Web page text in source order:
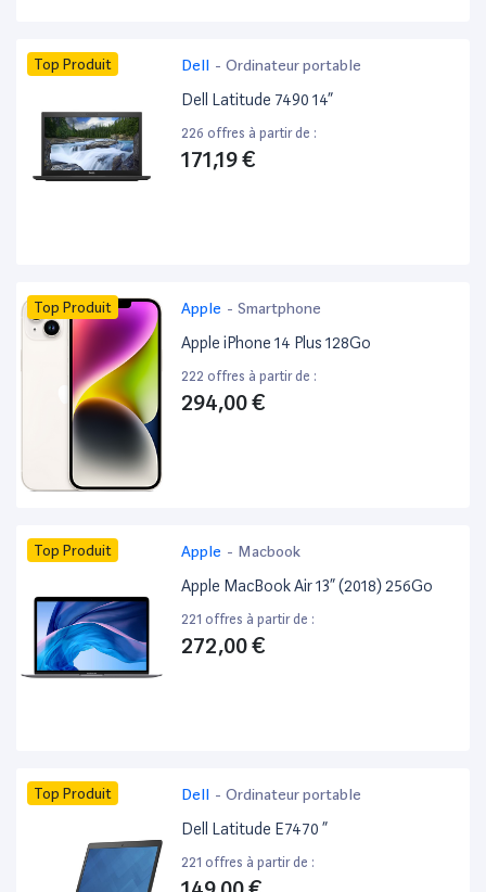
Top Produit Dell - Ordinateur portable
Dell Latitude 7490 14”
226 offres à partir de :
171,19 €
Top Produit Apple - Smartphone
Apple iPhone 14 Plus 128Go
222 offres à partir de :
294,00 €
Top Produit Apple - Macbook
Apple MacBook Air 13” (2018) 256Go
221 offres à partir de :
272,00 €
Top Produit Dell - Ordinateur portable
Dell Latitude E7470 ”
221 offres à partir de :